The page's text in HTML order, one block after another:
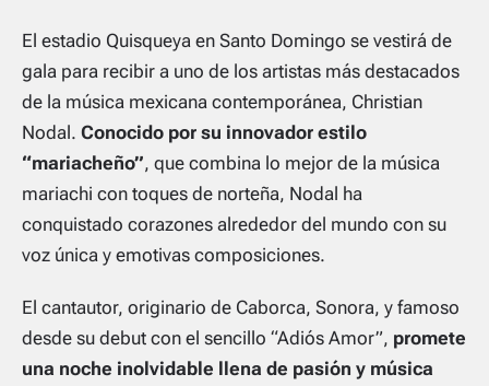
El estadio Quisqueya en Santo Domingo se vestirá de
gala para recibir a uno de los artistas más destacados
de la música mexicana contemporánea, Christian
Nodal. Conocido por su innovador estilo
“mariacheño”, que combina lo mejor de la música
mariachi con toques de norteña, Nodal ha
conquistado corazones alrededor del mundo con su
voz única y emotivas composiciones.
El cantautor, originario de Caborca, Sonora, y famoso
desde su debut con el sencillo “Adiós Amor”, promete
una noche inolvidable llena de pasión y música